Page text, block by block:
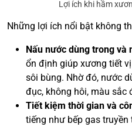
Lợi ích khi hầm
Những lợi ích nổi bật không
Nấu nước dùng trong và
ổn định giúp xương tiết
sôi bùng. Nhờ đó, nước
đục, không hôi, màu sắc
Tiết kiệm thời gian và
tiếng như bếp gas